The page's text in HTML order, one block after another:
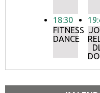
18:30
FITNESS
DANCE